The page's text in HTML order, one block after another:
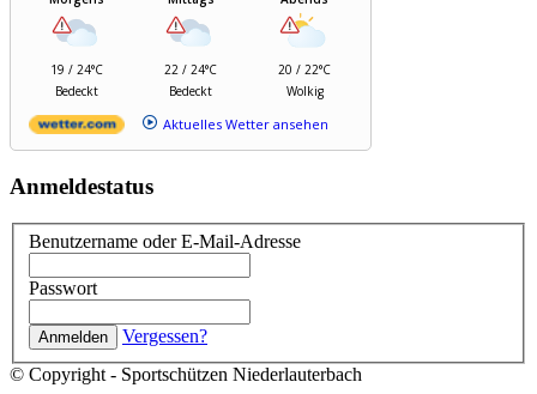
19 / 24°C
Bedeckt
22 / 24°C
Bedeckt
20 / 22°C
Wolkig
Aktuelles Wetter ansehen
Anmeldestatus
Benutzername oder E-Mail-Adresse
Passwort
Vergessen?
© Copyright - Sportschützen Niederlauterbach